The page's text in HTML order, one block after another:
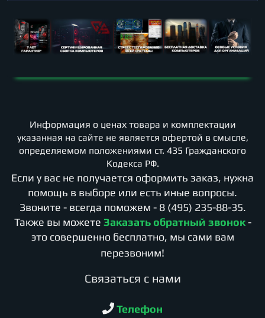
Информация о ценах товара и комплектации
указанная на сайте не является офертой в смысле,
определяемом положениями ст. 435 Гражданского
Кодекса РФ.
Если у вас не получается оформить заказ, нужна
помощь в выборе или есть иные вопросы.
Звоните - всегда поможем - 8 (495) 235-88-35.
Также вы можете Заказать обратный звонок -
это совершенно бесплатно, мы сами вам
перезвоним!
Cвязаться с нами
Телефон